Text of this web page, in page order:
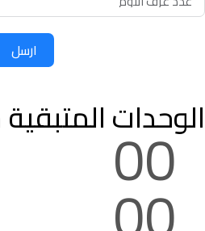
ارسل
الوحدات
00